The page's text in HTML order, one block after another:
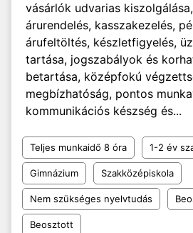
vásárlók udvarias kiszolgálása,
árurendelés, kasszakezelés,
árufeltöltés, készletfigyelés,
tartása, jogszabályok és
betartása, középfokú
megbízhatóság, pontos
kommunikációs készség és...
Teljes munkaidő 8 óra 1-2 év
Gimnázium Szakközépiskola
Nem szükséges nyelvtudás
Beosztott